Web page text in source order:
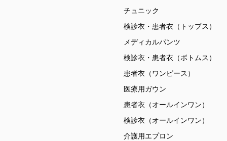
チュニック
検診衣・患者衣（トップス）
メディカルパンツ
検診衣・患者衣（ボトムス）
患者衣（ワンピース）
医療用ガウン
患者衣（オールインワン）
検診衣（オールインワン）
介護用エプロン